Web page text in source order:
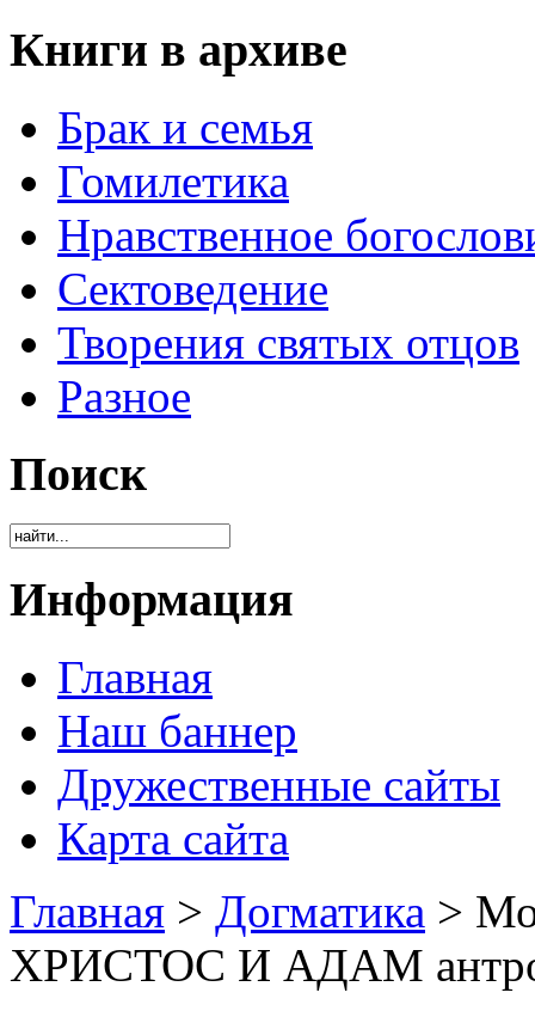
Книги в архиве
Брак и семья
Гомилетика
Нравственное
Сектоведение
Творения святых отцов
Разное
Поиск
Информация
Главная
Наш баннер
Дружественные сайты
Карта сайта
Главная > Догматика >
ХРИСТОС И АДАМ